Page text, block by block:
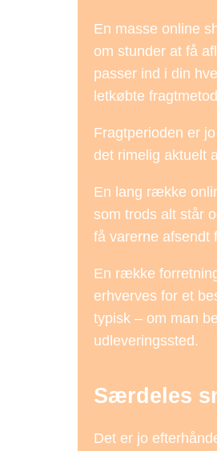
En masse online
om stunder at få
passer ind i din
letkøbte
Fragtperioden er
det rimelig aktuelt
En lang række
som trods alt står
få varerne afsendt
En række
erhverves for et
typisk – om man
udleveringssted.
Særdeles
Det er jo